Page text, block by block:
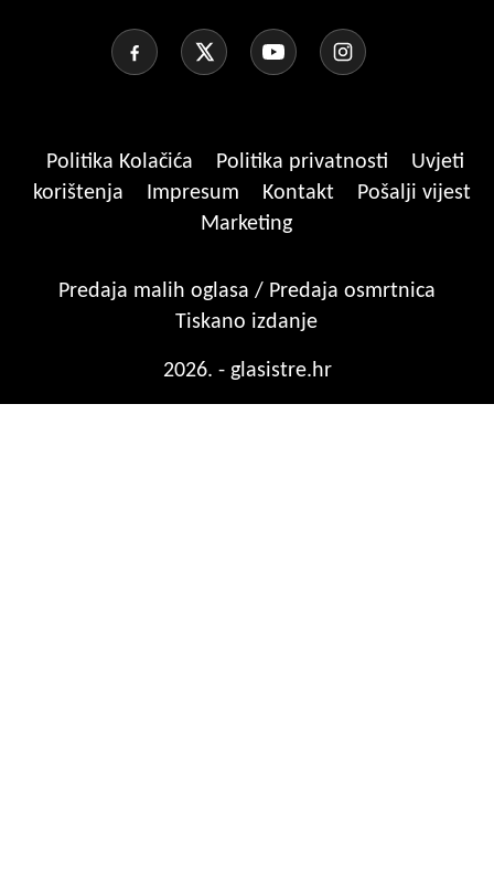
Politika Kolačića Politika privatnosti
Uvjeti
korištenja
Impresum Kontakt
Pošalji vijest
Marketing
Predaja malih oglasa / Predaja osmrtnica
Tiskano izdanje
2026. - glasistre.hr